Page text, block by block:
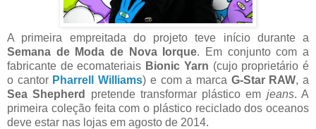
A primeira empreitada do projeto teve início durante a
Semana de Moda de Nova Iorque. Em conjunto com a
fabricante de ecomateriais Bionic Yarn (cujo proprietário é
o cantor Pharrell Williams) e com a marca G-Star RAW, a
Sea Shepherd
pretende transformar plástico em jeans. A
primeira coleção feita com o plástico reciclado dos oceanos
deve estar nas lojas em agosto de 2014.